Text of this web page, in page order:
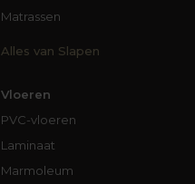
Matrassen
Alles van Slapen
Vloeren
PVC-vloeren
Laminaat
Marmoleum